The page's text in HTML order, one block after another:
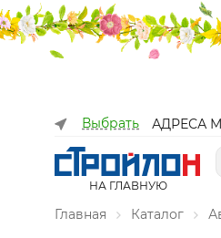
Выбрать АДРЕСА
НА ГЛАВНУЮ
Главная Каталог